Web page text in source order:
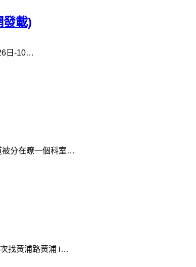
發載)
日-10…
分在瞭一個科室…
找黃浦路黃浦 i…